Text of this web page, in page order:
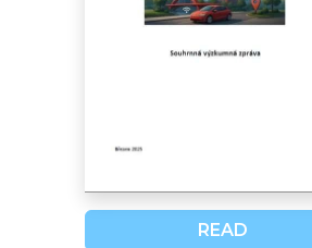
READ